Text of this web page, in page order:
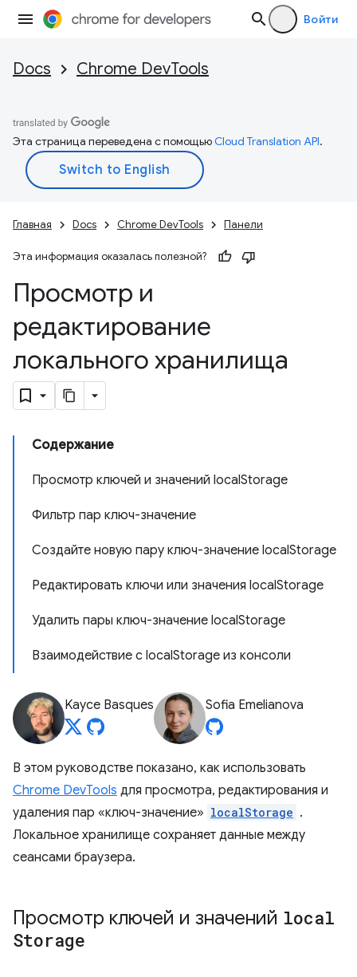
Войти
Docs Chrome DevTools
Эта страница переведена с помощьюCloud Translation API.
Главная Docs Chrome DevTools Панели
Эта информация оказалась полезной?
Просмотр и
редактирование
локального хранилища
Содержание
Просмотр ключей и значений localStorage
Фильтр пар ключ-значение
Создайте новую пару ключ-значение localStorage
Редактировать ключи или значения localStorage
Удалить пары ключ-значение localStorage
Взаимодействие с localStorage из консоли
Kayce Basques Sofia Emelianova
В этом руководстве показано, как использовать
Chrome DevTools для просмотра, редактирования и
удаления пар «ключ-значение» localStorage .
Локальное хранилище сохраняет данные между
сеансами браузера.
Просмотр ключей и значений local
Storage